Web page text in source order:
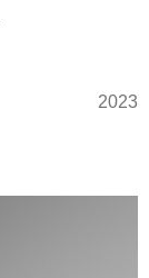
2023